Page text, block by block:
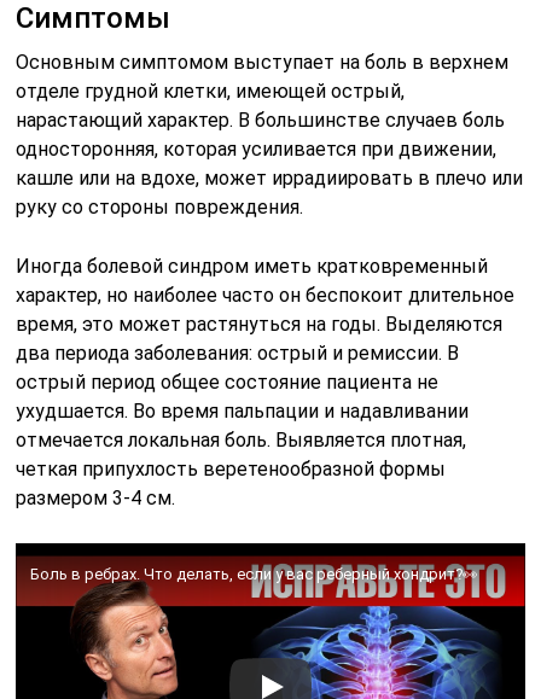
Симптомы
Основным симптомом выступает на боль в верхнем
отделе грудной клетки, имеющей острый,
нарастающий характер. В большинстве случаев боль
односторонняя, которая усиливается при движении,
кашле или на вдохе, может иррадиировать в плечо или
руку со стороны повреждения.
Иногда болевой синдром иметь кратковременный
характер, но наиболее часто он беспокоит длительное
время, это может растянуться на годы. Выделяются
два периода заболевания: острый и ремиссии. В
острый период общее состояние пациента не
ухудшается. Во время пальпации и надавливании
отмечается локальная боль. Выявляется плотная,
четкая припухлость веретенообразной формы
размером 3-4 см.
Боль в ребрах. Что делать, если у вас реберный хондрит?👀